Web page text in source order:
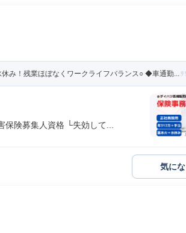
み！残業ほぼなくワークライフバランス○ ◆車通勤...
険募集人資格 └失効して...
気に